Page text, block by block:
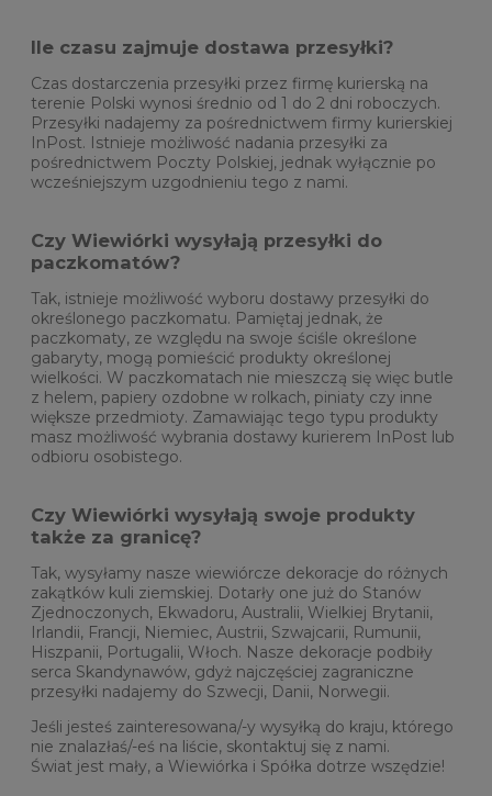
Ile czasu zajmuje dostawa przesyłki?
Czas dostarczenia przesyłki przez firmę kurierską na
terenie Polski wynosi średnio od 1 do 2 dni roboczych.
Przesyłki nadajemy za pośrednictwem firmy kurierskiej
InPost. Istnieje możliwość nadania przesyłki za
pośrednictwem Poczty Polskiej, jednak wyłącznie po
wcześniejszym uzgodnieniu tego z nami.
Czy Wiewiórki wysyłają przesyłki do
paczkomatów?
Tak, istnieje możliwość wyboru dostawy przesyłki do
określonego paczkomatu. Pamiętaj jednak, że
paczkomaty, ze względu na swoje ściśle określone
gabaryty, mogą pomieścić produkty określonej
wielkości. W paczkomatach nie mieszczą się więc butle
z helem, papiery ozdobne w rolkach, piniaty czy inne
większe przedmioty. Zamawiając tego typu produkty
masz możliwość wybrania dostawy kurierem InPost lub
odbioru osobistego.
Czy Wiewiórki wysyłają swoje produkty
także za granicę?
Tak, wysyłamy nasze wiewiórcze dekoracje do różnych
zakątków kuli ziemskiej. Dotarły one już do Stanów
Zjednoczonych, Ekwadoru, Australii, Wielkiej Brytanii,
Irlandii, Francji, Niemiec, Austrii, Szwajcarii, Rumunii,
Hiszpanii, Portugalii, Włoch. Nasze dekoracje podbiły
serca Skandynawów, gdyż najczęściej zagraniczne
przesyłki nadajemy do Szwecji, Danii, Norwegii.
Jeśli jesteś zainteresowana/-y wysyłką do kraju, którego
nie znalazłaś/-eś na liście, skontaktuj się z nami.
Świat jest mały, a Wiewiórka i Spółka dotrze wszędzie!